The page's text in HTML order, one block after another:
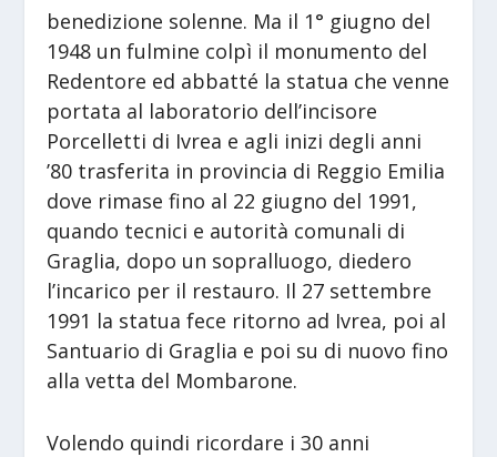
benedizione solenne. Ma il 1° giugno del
1948 un fulmine colpì il monumento del
Redentore ed abbatté la statua che venne
portata al laboratorio dell’incisore
Porcelletti di Ivrea e agli inizi degli anni
’80 trasferita in provincia di Reggio Emilia
dove rimase fino al 22 giugno del 1991,
quando tecnici e autorità comunali di
Graglia, dopo un sopralluogo, diedero
l’incarico per il restauro. Il 27 settembre
1991 la statua fece ritorno ad Ivrea, poi al
Santuario di Graglia e poi su di nuovo fino
alla vetta del Mombarone.
Volendo quindi ricordare i 30 anni